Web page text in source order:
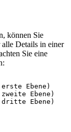
können Sie
alle Details in einer
Sie eine
erste
Ebene)
zweite
Ebene)
dritte Ebene)